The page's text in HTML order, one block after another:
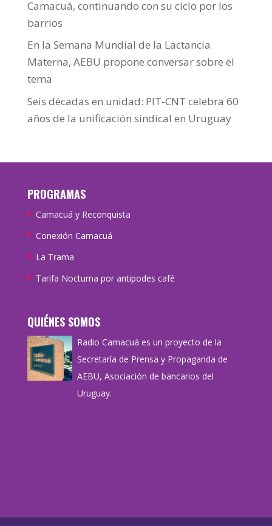
Camacuá, continuando con su ciclo por los
barrios
En la Semana Mundial de la Lactancia
Materna, AEBU propone conversar sobre el
tema
Seis décadas en unidad: PIT-CNT celebra 60
años de la unificación sindical en Uruguay
PROGRAMAS
Camacuá y Reconquista
Conexión Camacuá
La Trama
Tarifa Nocturna por antipodes café
QUIÉNES SOMOS
Radio Camacuá es un proyecto de la
Secretaría de Prensa y Propaganda de
AEBU, Asociación de bancarios del
Uruguay.